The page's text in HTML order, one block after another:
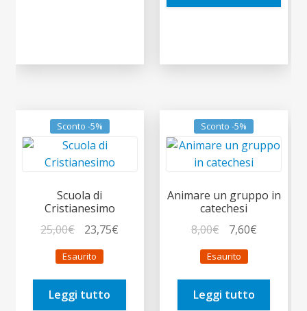
Sconto -5%
Scuola di
Cristianesimo
25,00€
prezzo
originale
era:
25,00€.
23,75€
è:
Esaurito
Leggi tutto
Sconto -5%
Animare un gruppo in
catechesi
8,00€
prezzo
originale
era:
8,00€.
7,60€Il
è:
Esaurito
Leggi tutto